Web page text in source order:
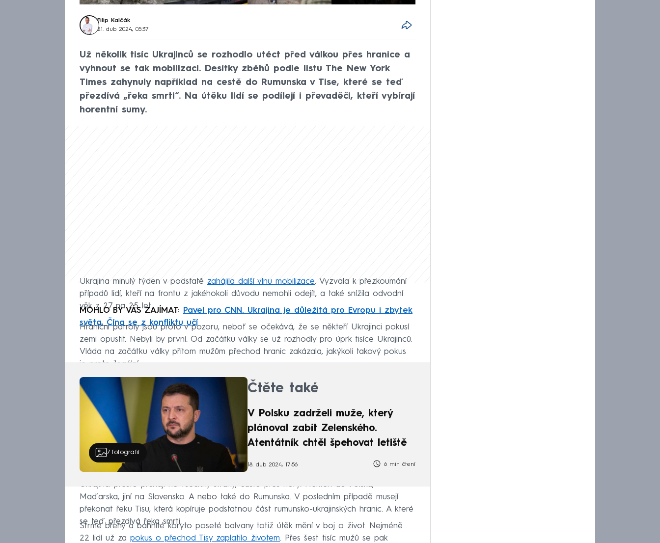
Filip Kalčák
21. dub 2024, 05:37
Už několik tisíc Ukrajinců se rozhodlo utéct před válkou přes hranice a
vyhnout se tak mobilizaci. Desítky zběhů podle listu The New York
Times zahynuly například na cestě do Rumunska v Tise, které se teď
přezdívá „řeka smrti“. Na útěku lidí se podílejí i převaděči, kteří vybírají
horentní sumy.
Ukrajina minulý týden v podstatě zahájila další vlnu mobilizace. Vyzvala k přezkoumání
případů lidí, kteří na frontu z jakéhokoli důvodu nemohli odejít, a také snížila odvodní
věk z 27 na 25 let.
MOHLO BY VÁS ZAJÍMAT:
Pavel pro CNN. Ukrajina je důležitá pro Evropu i zbytek
světa. Čína se z konfliktu učí
Hraniční patroly jsou proto v pozoru, neboť se očekává, že se někteří Ukrajinci pokusí
zemi opustit. Nebyli by první. Od začátku války se už rozhodly pro úprk tisíce Ukrajinců.
Vláda na začátku války přitom mužům přechod hranic zakázala, jakýkoli takový pokus
je proto ilegální.
7 fotografií
Čtěte také
V Polsku zadrželi muže, který
plánoval zabít Zelenského.
Atentátník chtěl špehovat letiště
18. dub 2024, 17:56 6 min čtení
Ukrajinci přesto prchají na všechny strany, často přes hory. Někteří do Polska,
Maďarska, jiní na Slovensko. A nebo také do Rumunska. V posledním případě musejí
překonat řeku Tisu, která kopíruje podstatnou část rumunsko-ukrajinských hranic. A které
se teď přezdívá řeka smrti.
Strmé břehy a bahnité koryto poseté balvany totiž útěk mění v boj o život. Nejméně
22 lidí už za pokus o přechod Tisy zaplatilo životem. Přes šest tisíc mužů se pak